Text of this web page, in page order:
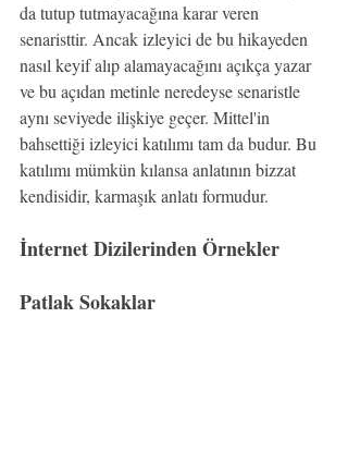
da tutup tutmayacağına karar veren
senaristtir. Ancak izleyici de bu hikayeden
nasıl keyif alıp alamayacağını açıkça yazar
ve bu açıdan metinle neredeyse senaristle
aynı seviyede ilişkiye geçer. Mittel'in
bahsettiği izleyici katılımı tam da budur. Bu
katılımı mümkün kılansa anlatının bizzat
kendisidir, karmaşık anlatı formudur.
İnternet Dizilerinden Örnekler
Patlak Sokaklar